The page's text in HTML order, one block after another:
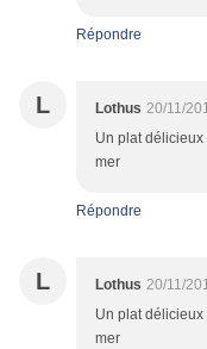
Répondre
L Lothus 20/11/
Un plat
mer
Répondre
L Lothus 20/11/
Un plat
mer